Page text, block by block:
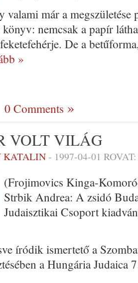
valami már a megszüle­tése
nemcsak a papír
De a
»
0 Comments
VOLT VILÁG
KATALIN- 1997-04-01 ROVAT:
(Frojimovics Kinga-
Strbik Andrea: A zsi­dó
Judaisztikai Csoport
íródik ismertető a
a Hungária Judaica